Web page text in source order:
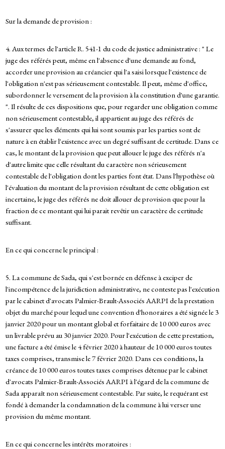
Sur la demande de provision :
4. Aux termes de l'article R. 541-1 du code de justice administrative : " Le
juge des référés peut, même en l'absence d'une demande au fond,
accorder une provision au créancier qui l'a saisi lorsque l'existence de
l'obligation n'est pas sérieusement contestable. Il peut, même d'office,
subordonner le versement de la provision à la constitution d'une garantie.
". Il résulte de ces dispositions que, pour regarder une obligation comme
non sérieusement contestable, il appartient au juge des référés de
s'assurer que les éléments qui lui sont soumis par les parties sont de
nature à en établir l'existence avec un degré suffisant de certitude. Dans ce
cas, le montant de la provision que peut allouer le juge des référés n'a
d'autre limite que celle résultant du caractère non sérieusement
contestable de l'obligation dont les parties font état. Dans l'hypothèse où
l'évaluation du montant de la provision résultant de cette obligation est
incertaine, le juge des référés ne doit allouer de provision que pour la
fraction de ce montant qui lui parait revêtir un caractère de certitude
suffisant.
En ce qui concerne le principal :
5. La commune de Sada, qui s'est bornée en défense à exciper de
l'incompétence de la juridiction administrative, ne conteste pas l'exécution
par le cabinet d'avocats Palmier-Brault-Associés AARPI de la prestation
objet du marché pour lequel une convention d'honoraires a été signée le 3
janvier 2020 pour un montant global et forfaitaire de 10 000 euros avec
un livrable prévu au 30 janvier 2020. Pour l'exécution de cette prestation,
une facture a été émise le 4 février 2020 à hauteur de 10 000 euros toutes
taxes comprises, transmise le 7 février 2020. Dans ces conditions, la
créance de 10 000 euros toutes taxes comprises détenue par le cabinet
d'avocats Palmier-Brault-Associés AARPI à l'égard de la commune de
Sada apparaît non sérieusement contestable. Par suite, le requérant est
fondé à demander la condamnation de la commune à lui verser une
provision du même montant.
En ce qui concerne les intérêts moratoires :